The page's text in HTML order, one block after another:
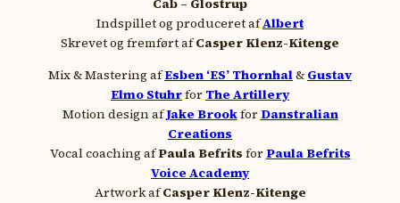
Cab – Glostrup
Indspillet og produceret afAlbert
Skrevet og fremført afCasper Klenz-Kitenge
Mix & Mastering afEsben ‘ES’ Thornhal& Gustav
Elmo Stuhrfor The Artillery
Motion design afJake Brookfor Danstralian
Creations
Vocal coaching afPaula Befrits for Paula Befrits
Voice Academy
Artwork afCasper Klenz-Kitenge